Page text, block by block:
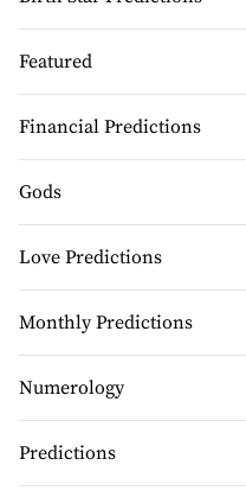
Featured
Financial Predictions
Gods
Love Predictions
Monthly Predictions
Numerology
Predictions